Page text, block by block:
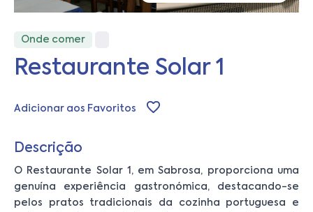
Onde comer
Restaurante Solar 1
Adicionar aos Favoritos
Descrição
O Restaurante Solar 1, em Sabrosa, proporciona uma
genuína experiência gastronómica, destacando-se
pelos pratos tradicionais da cozinha portuguesa e